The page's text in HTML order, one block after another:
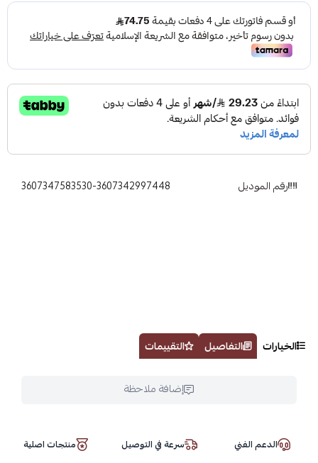
رقم الموديل 3607347583530-3607342997448
الخيارات التفاصيل التقييمات
إضافة ملاحظة
الدعم الفني سرعة في التوصيل منتجات اصلية